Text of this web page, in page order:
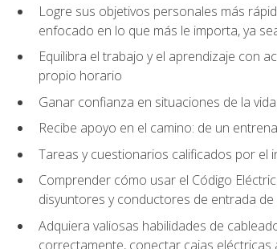
Logre sus objetivos personales más
enfocado en lo que más le importa, ya
Equilibra el trabajo y el aprendizaje con
propio horario
Ganar confianza en situaciones de la
Recibe apoyo en el camino: de un
Tareas y cuestionarios calificados por el
Comprender cómo usar el Código
disyuntores y conductores de entrada de
Adquiera valiosas habilidades de
correctamente, conectar cajas